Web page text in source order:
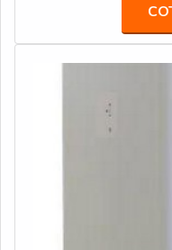
consegue encontrar o
encontrar bebedouro
bebedouro master
venda à entrega final,
focando na qualidade
parede, mais do que
oferecer produtos e
qualidade e proteção,
deixados de lado por
fidelização do
produto deve sempre